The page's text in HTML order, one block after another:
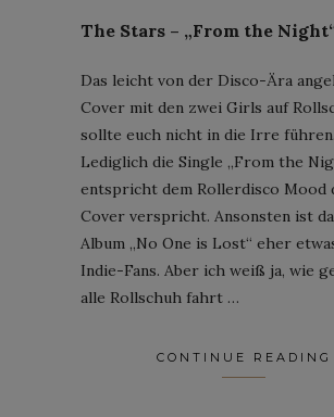
The Stars – „From the
Das leicht von der Disco-Ära
Cover mit den zwei Girls auf
sollte euch nicht in die Irre führen.
Lediglich die Single „From the
entspricht dem Rollerdisco Mood
Cover verspricht. Ansonsten ist
Album „No One is Lost“ eher
Indie-Fans. Aber ich weiß ja, wie
alle Rollschuh fahrt …
CONTINUE READING